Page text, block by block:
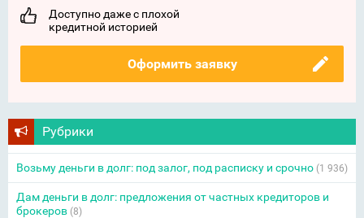
Доступно даже с плохой
кредитной историей
Оформить заявку
Рубрики
Возьму деньги в долг: под залог, под расписку и срочно (1 936)
Дам деньги в долг: предложения от частных кредиторов и
брокеров (8)